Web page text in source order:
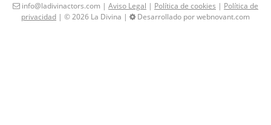
info@ladivinactors.com | Aviso Legal | Política de cookies | Política de
privacidad | © 2026 La Divina | Desarrollado por webnovant.com